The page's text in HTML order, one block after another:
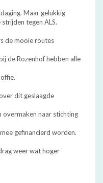
Maar gelukkig
tegen ALS.
de mooie routes
de Rozenhof hebben alle
dit geslaagde
overmaken naar stichting
gefinancierd worden.
weer wat hoger